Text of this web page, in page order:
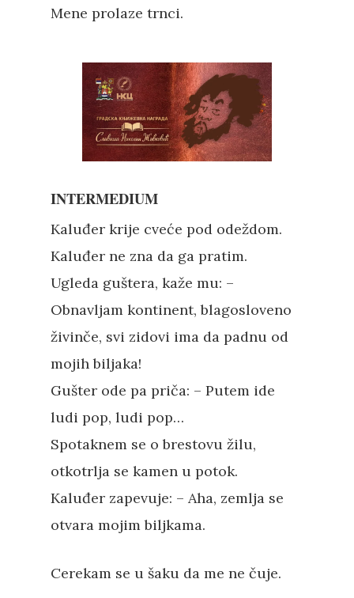
Mene prolaze trnci.
INTERMEDIUM
Kaluđer krije cveće pod odeždom.
Kaluđer ne zna da ga pratim.
Ugleda guštera, kaže mu: –
Obnavljam kontinent, blagosloveno
živinče, svi zidovi ima da padnu od
mojih biljaka!
Gušter ode pa priča: – Putem ide
ludi pop, ludi pop…
Spotaknem se o brestovu žilu,
otkotrlja se kamen u potok.
Kaluđer zapevuje: – Aha, zemlja se
otvara mojim biljkama.
Cerekam se u šaku da me ne čuje.